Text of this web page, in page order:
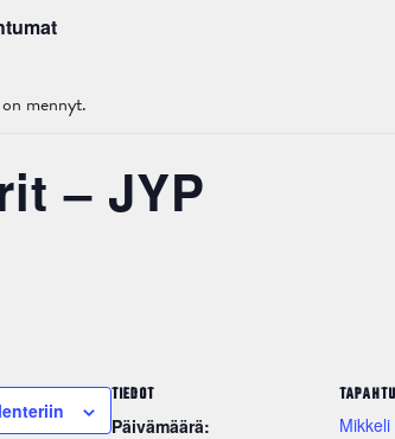
mennyt.
– JYP
TIEDOT
Päivämäärä: